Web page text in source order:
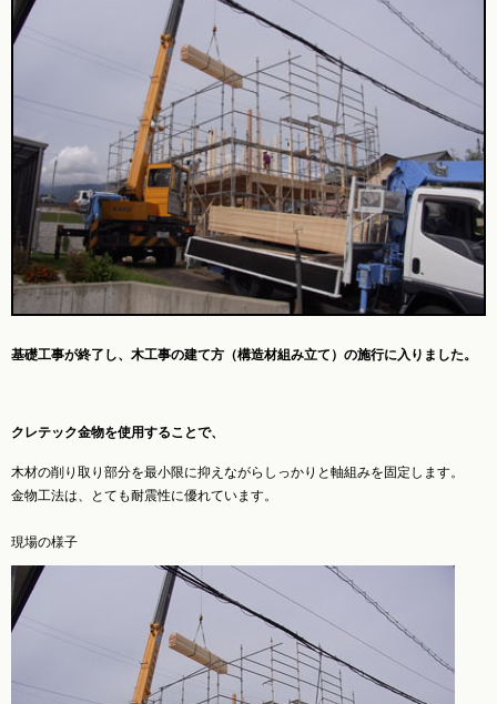
基礎工事が終了し、木工事の建て方（構造材組み立て）の施行に入りました。
クレテック金物を使用することで、
木材の削り取り部分を最小限に抑えながらしっかりと軸組みを固定します。
金物工法は、とても耐震性に優れています。
現場の様子